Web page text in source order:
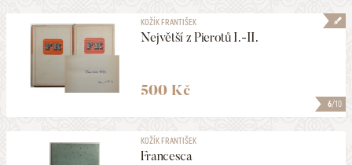
6/10
KOŽÍK FRANTIŠEK
Největší z Pierotů I.-II.
500 Kč
KOŽÍK FRANTIŠEK
Francesca